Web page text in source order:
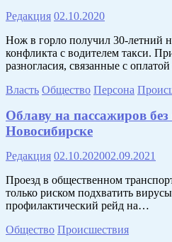
Редакция 02.10.2020
Нож в горло получил 30-летний
конфликта с водителем такси.
разногласия, связанные с оплатой
Власть Общество Персона
Облаву на пассажиров
Новосибирске
Редакция 02.10.202002.09.2021
Проезд в общественном
только риском подхватить
профилактический рейд на…
Общество Происшествия